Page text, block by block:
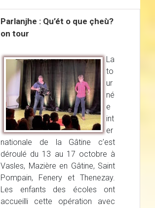
Parlanjhe : Qu’ét o que çheù?
on tour
La
to
ur
né
e
int
er
nationale de la Gâtine c’est
déroulé du 13 au 17 octobre à
Vasles, Mazière en Gâtine, Saint
Pompain, Fenery et Thenezay.
Les enfants des écoles ont
accueilli cette opération avec